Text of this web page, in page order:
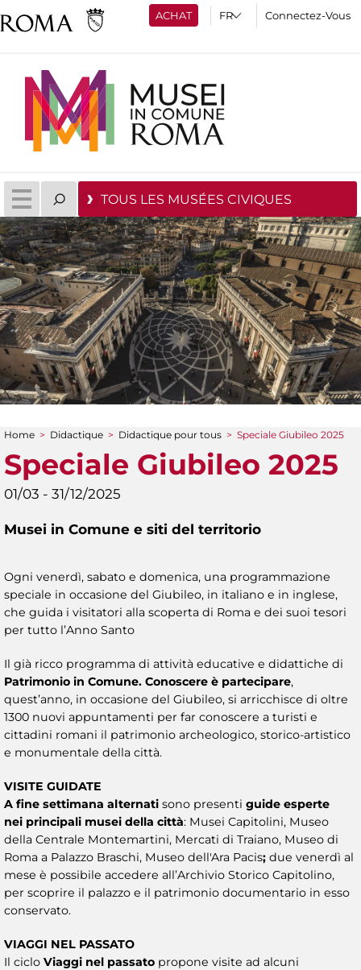
ACHAT Connectez-Vous
TOUS LES MUSÉES CIVIQUES
You are here
Home > Didactique > Didactique pour tous > Speciale Giubileo 2025
Speciale Giubileo 2025
01/03 - 31/12/2025
Musei in Comune e siti del territorio
Ogni venerdì, sabato e domenica, una programmazione
speciale in occasione del Giubileo, in italiano e in inglese,
che guida i visitatori alla scoperta di Roma e dei suoi tesori
per tutto l’Anno Santo
Il già ricco programma di attività educative e didattiche di
Patrimonio in Comune. Conoscere è partecipare,
quest’anno, in occasione del Giubileo, si arricchisce di oltre
1300 nuovi appuntamenti per far conoscere a turisti e
cittadini romani il patrimonio archeologico, storico-artistico
e monumentale della città.
VISITE GUIDATE
A fine settimana alternati sono presenti guide esperte
nei principali musei della città: Musei Capitolini, Museo
della Centrale Montemartini, Mercati di Traiano, Museo di
Roma a Palazzo Braschi, Museo dell'Ara Pacis; due venerdì al
mese è possibile accedere all’Archivio Storico Capitolino,
per scoprire il palazzo e il patrimonio documentario in esso
conservato.
VIAGGI NEL PASSATO
Il ciclo Viaggi nel passato propone visite ad alcuni